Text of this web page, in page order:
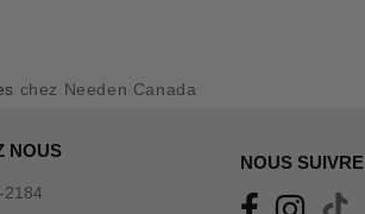
chez Needen Canada
NOUS
2184
NOUS SUIVRE